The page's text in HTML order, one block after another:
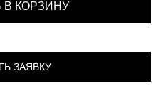
В КОРЗИНУ
ЗАЯВКУ